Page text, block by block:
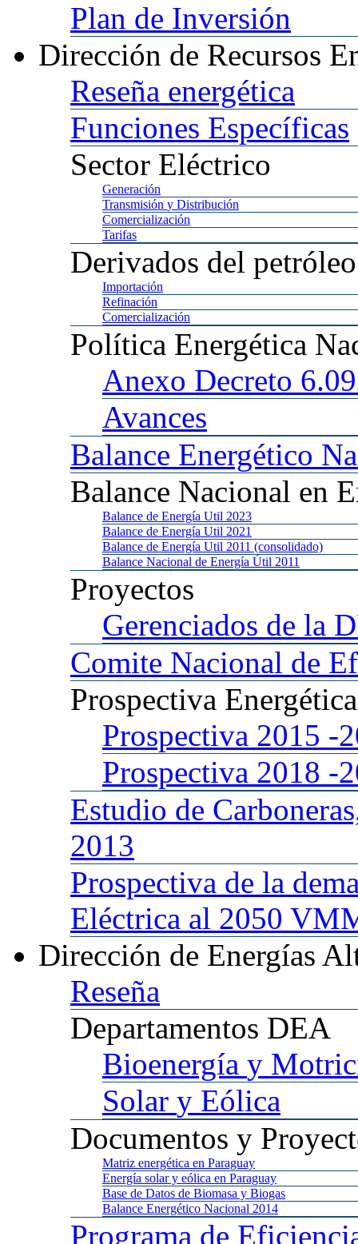
Plan de Inversión
Dirección de Recursos
Reseña energética
Funciones Específicas
Sector Eléctrico
Generación
Transmisión y Distribución
Comercialización
Tarifas
Derivados del petróleo
Importación
Refinación
Comercialización
Política Energética
Anexo Decreto
Avances
Balance Energético
Balance Nacional en
Balance de Energía Util 2023
Balance de Energía Util 2021
Balance de Energía Util 2011 (consolidado)
Balance Nacional de Energía Útil 2011
Proyectos
Gerenciados de la
Comite Nacional de
Prospectiva
Prospectiva 2015 -
Prospectiva 2018 -
Estudio de
2013
Prospectiva de la
Eléctrica al 2050
Dirección de Energías
Reseña
Departamentos DEA
Bioenergía y
Solar y Eólica
Documentos y
Matriz energética en Paraguay
Energía solar y eólica en Paraguay
Base de Datos de Biomasa y Biogas
Balance Energético Nacional 2014
Programa de